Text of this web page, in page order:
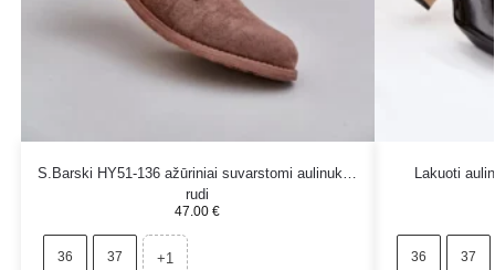
S.Barski HY51-136 ažūriniai suvarstomi aulinukai,
rudi
47.00€
36 37 +1
Lakuoti
36 37